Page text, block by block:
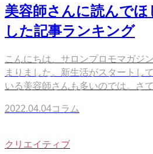
美容師さんに読んで
した記事ランキング
こんにちは、サロンプロモマガジ
まりました。新生活がスタートし
いる美容師さんも多いのでは。さ
2022.04.04コラム
クリエイティブ